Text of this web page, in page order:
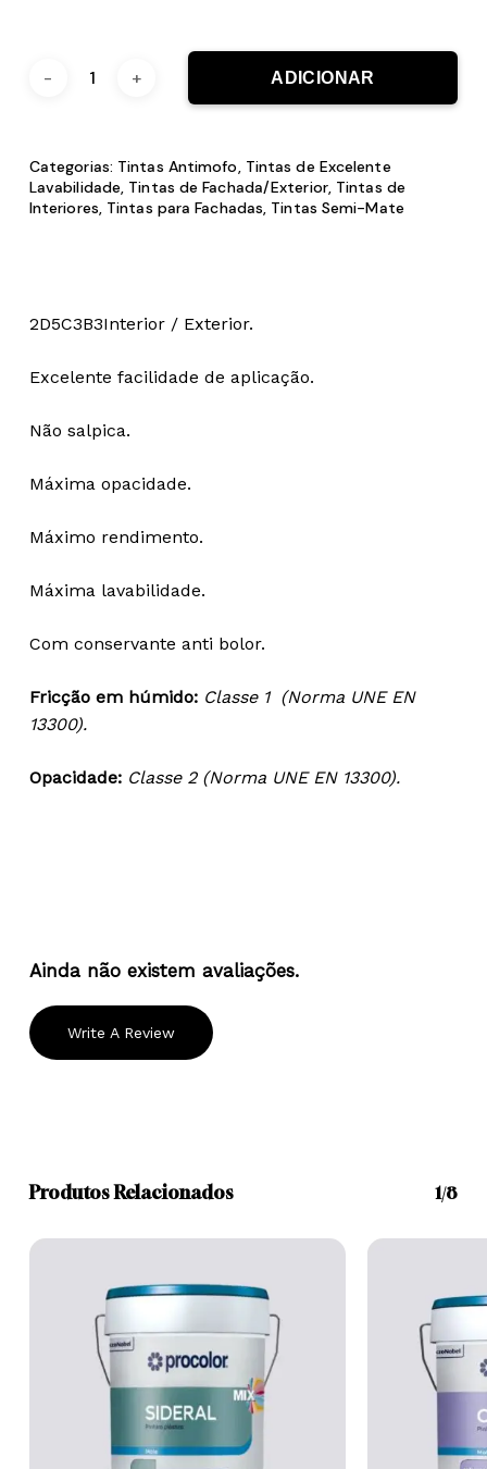
ADICIONAR
Categorias: Tintas Antimofo, Tintas de Excelente
Lavabilidade, Tintas de Fachada/Exterior, Tintas de
Interiores, Tintas para Fachadas, Tintas Semi-Mate
2D5C3B3Interior / Exterior.
Excelente facilidade de aplicação.
Não salpica.
Máxima opacidade.
Máximo rendimento.
Máxima lavabilidade.
Com conservante anti bolor.
Fricção em húmido: Classe 1 (Norma UNE EN
13300).
Opacidade: Classe 2 (Norma UNE EN 13300).
Ainda não existem avaliações.
Write A Review
Produtos Relacionados 1/8